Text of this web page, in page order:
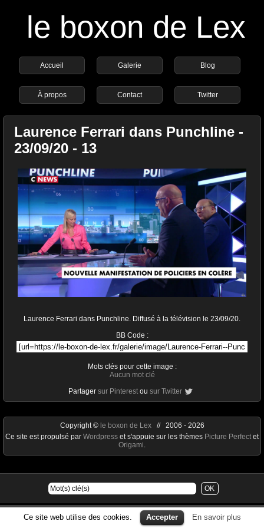
le boxon de Lex
Accueil Galerie Blog
À propos Contact Twitter
Laurence Ferrari dans Punchline -
23/09/20 - 13
Laurence Ferrari dans Punchline. Diffusé à la télévision le 23/09/20.
BB Code :
Mots clés pour cette image :
Aucun mot clé
Partager sur Pinterest ou sur Twitter
Ce site web utilise des cookies. Accepter En savoir plus
Copyright © le boxon de Lex// 2006 - 2026
Ce site est propulsé par Wordpress et s'appuie sur les thèmes Picture Perfect et
Origami.